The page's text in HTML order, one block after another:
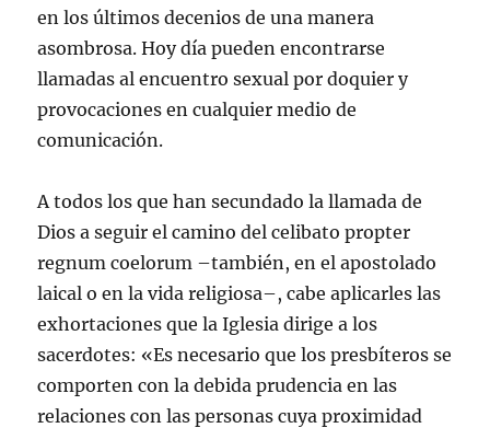
en los últimos decenios de una manera
asombrosa. Hoy día pueden encontrarse
llamadas al encuentro sexual por doquier y
provocaciones en cualquier medio de
comunicación.
A todos los que han secundado la llamada de
Dios a seguir el camino del celibato propter
regnum coelorum –también, en el apostolado
laical o en la vida religiosa–, cabe aplicarles las
exhortaciones que la Iglesia dirige a los
sacerdotes: «Es necesario que los presbíteros se
comporten con la debida prudencia en las
relaciones con las personas cuya proximidad